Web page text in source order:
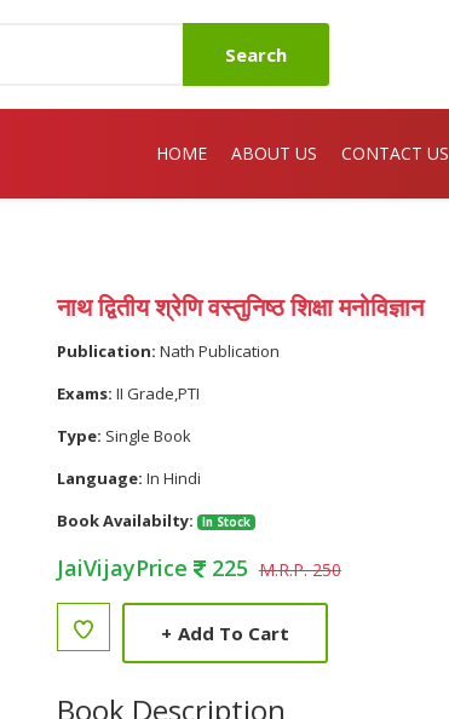
Search
HOME ABOUT US CONTACT US
नाथ द्वितीय श्रेणि वस्तुनिष्ठ शिक्षा मनोविज्ञान
Publication: Nath Publication
Exams: II Grade,PTI
Type: Single Book
Language: In Hindi
Book Availabilty:
In Stock
JaiVijayPrice 225 M.R.P. 250
+ Add To Cart
Book Description